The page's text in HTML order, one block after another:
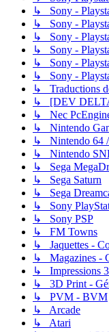
↳ Sony -
↳ Sony -
↳ Sony -
↳ Sony -
↳ Sony -
↳ Sony -
↳ Traductions
↳ [DEV
↳ Nec
↳ Nintendo
↳ Nintendo 64
↳ Nintendo
↳ Sega
↳ Sega Saturn
↳ Sega
↳ Sony
↳ Sony PSP
↳ FM Towns
↳ Jaquettes -
↳ Magazines -
↳ Impressions
↳ 3D Print -
↳ PVM - BVM
↳ Arcade
↳ Atari